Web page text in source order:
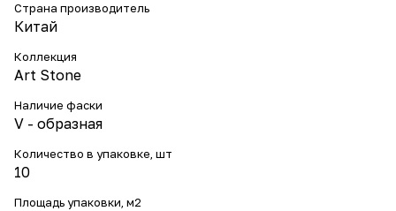
Страна производитель
Китай
Коллекция
Art Stone
Наличие фаски
V - образная
Количество в упаковке, шт
10
Площадь упаковки, м2